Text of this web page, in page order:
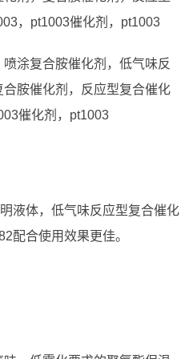
，pt1003催化剂，pt1003
液体，低气味反应型复合催化
配合使用效果更佳。